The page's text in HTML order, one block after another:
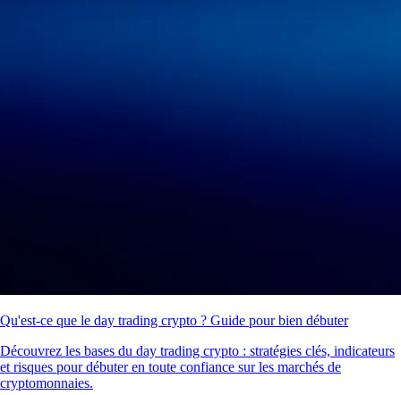
Qu'est-ce que le day trading crypto ? Guide pour bien débuter
Découvrez les bases du day trading crypto : stratégies clés, indicateurs
et risques pour débuter en toute confiance sur les marchés de
cryptomonnaies.